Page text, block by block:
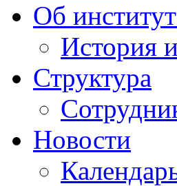
Об
История
Структура
Новости